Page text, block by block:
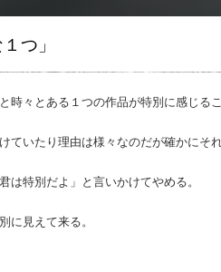
つ」
時々とある１つの作品が特別に感じるこ
ていたり理由は様々なのだが確かにそれ
は特別だよ」と言いかけてやめる。
に見えて来る。